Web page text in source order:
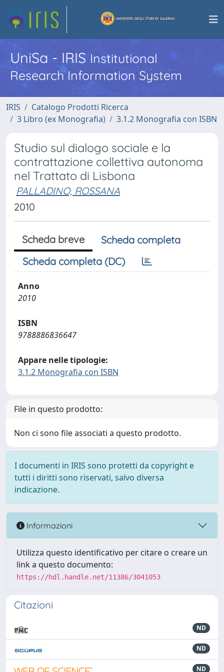
UniSa - IRISInstitutional
Research Information System
IRIS
Catalogo Prodotti Ricerca
3 Libro (ex Monografia)
3.1.2 Monografia con ISBN
Studio sul dialogo sociale e la
contrattazione collettiva autonoma
nel Trattato di Lisbona
PALLADINO, ROSSANA
2010
Scheda breve
Scheda completa
Scheda completa (DC)
Anno
2010
ISBN
9788886836647
Appare nelle tipologie:
3.1.2 Monografia con ISBN
File in questo prodotto:
Non ci sono file associati a questo prodotto.
I documenti in IRIS sono protetti da copyright e
tutti i diritti sono riservati, salvo diversa
indicazione.
Informazioni
Utilizza questo identificativo per citare o creare un
link a questo documento:
https://hdl.handle.net/11386/3041053
Citazioni
ND
ND
ND